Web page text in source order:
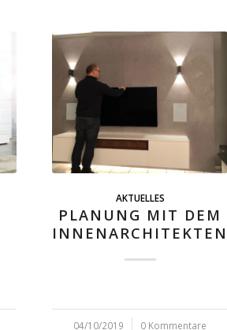
AKTUELLES
PLANUNG MIT DEM
INNENARCHITEKTEN
04/10/2019
/ 0 Kommentare